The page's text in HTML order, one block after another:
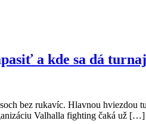
a kde sa dá
bez rukavíc. Hlavnou hviezdou
Valhalla fighting čaká už […]